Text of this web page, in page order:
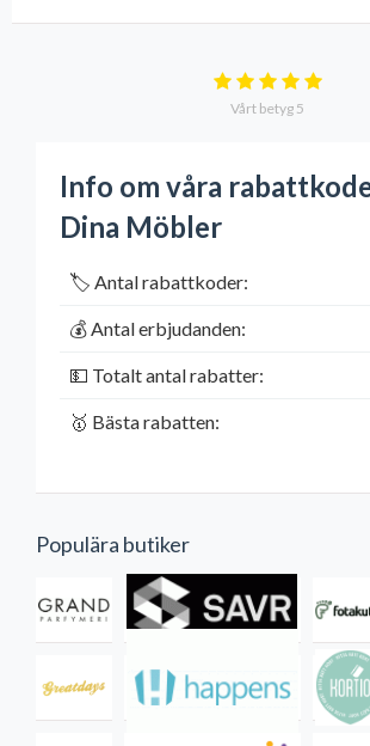
Vårt betyg 5
Info om våra
Dina Möbler
🏷️ Antal rabattkoder:
💰 Antal erbjudanden:
💵 Totalt antal rabatter:
🥇 Bästa rabatten:
Populära butiker